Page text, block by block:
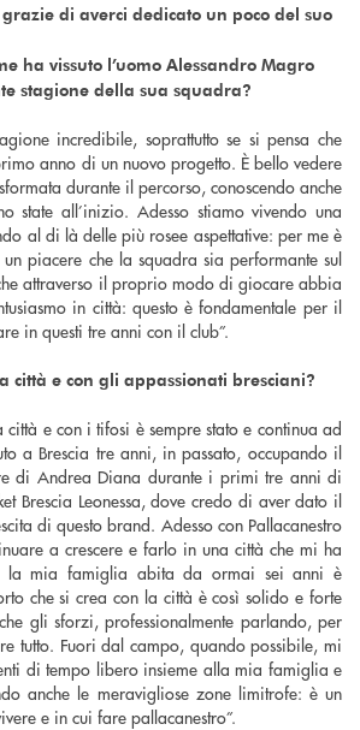
di averci dedicato un poco del suo
ha vissuto l’uomo Alessandro Magro
stagione della sua squadra?
incredibile, soprattutto se si pensa che
anno di un nuovo progetto. È bello vedere
durante il percorso, conoscendo anche
state all’inizio. Adesso stiamo vivendo una
al di là delle più rosee aspettative: per me è
piacere che la squadra sia performante sul
attraverso il proprio modo di giocare abbia
in città: questo è fondamentale per il
in questi tre anni con il club”.
città e con gli appassionati bresciani?
e con i tifosi è sempre stato e continua ad
a Brescia tre anni, in passato, occupando il
di Andrea Diana durante i primi tre anni di
Brescia Leonessa, dove credo di aver dato il
di questo brand. Adesso con Pallacanestro
a crescere e farlo in una città che mi ha
la mia famiglia abita da ormai sei anni è
che si crea con la città è così solido e forte
gli sforzi, professionalmente parlando, per
tutto. Fuori dal campo, quando possibile, mi
di tempo libero insieme alla mia famiglia e
anche le meravigliose zone limitrofe: è un
e in cui fare pallacanestro”.